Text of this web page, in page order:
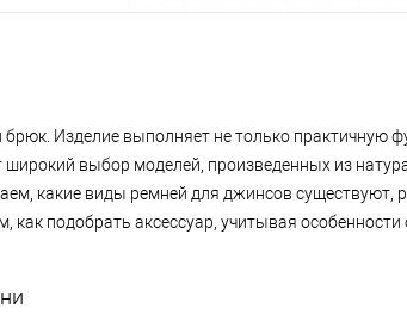
Изделие выполняет не только практичную
выбор моделей, произведенных из
какие виды ремней для джинсов
подобрать аксессуар, учитывая особенности